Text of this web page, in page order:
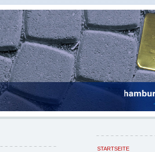
STARTSEITE